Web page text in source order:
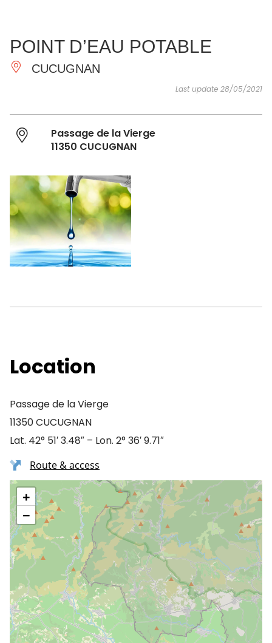
ESSENTIAL
AND
DO
INSPIRATIONS AGENDA
POINT D’EAU POTABLE
CUCUGNAN
Last update 28/05/2021
Passage de la Vierge
11350 CUCUGNAN
Location
Passage de la Vierge
11350 CUCUGNAN
Lat. 42° 51′ 3.48″ – Lon. 2° 36′ 9.71″
Route & access
+
−